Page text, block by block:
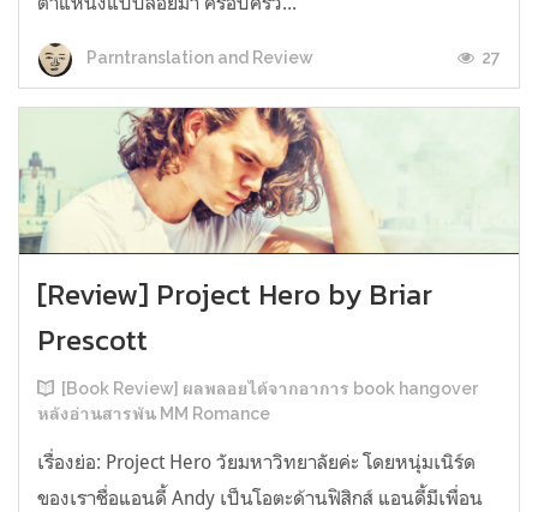
Parntranslation and Review 27
[Review] Project Hero by Briar
Prescott
[Book Review] ผลพลอยได้จากอาการ book hangover
หลังอ่านสารพัน MM Romance
เรื่องย่อ: Project Hero วัยมหาวิทยาลัยค่ะ โดยหนุ่มเนิร์ด
ของเราชื่อแอนดี้ Andy เป็นโอตะด้านฟิสิกส์ แอนดี้มีเพื่อน